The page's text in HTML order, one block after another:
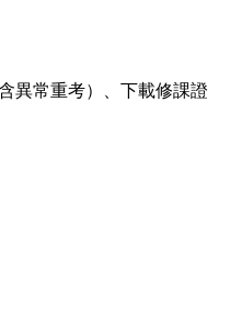
異常重考）、下載修課證